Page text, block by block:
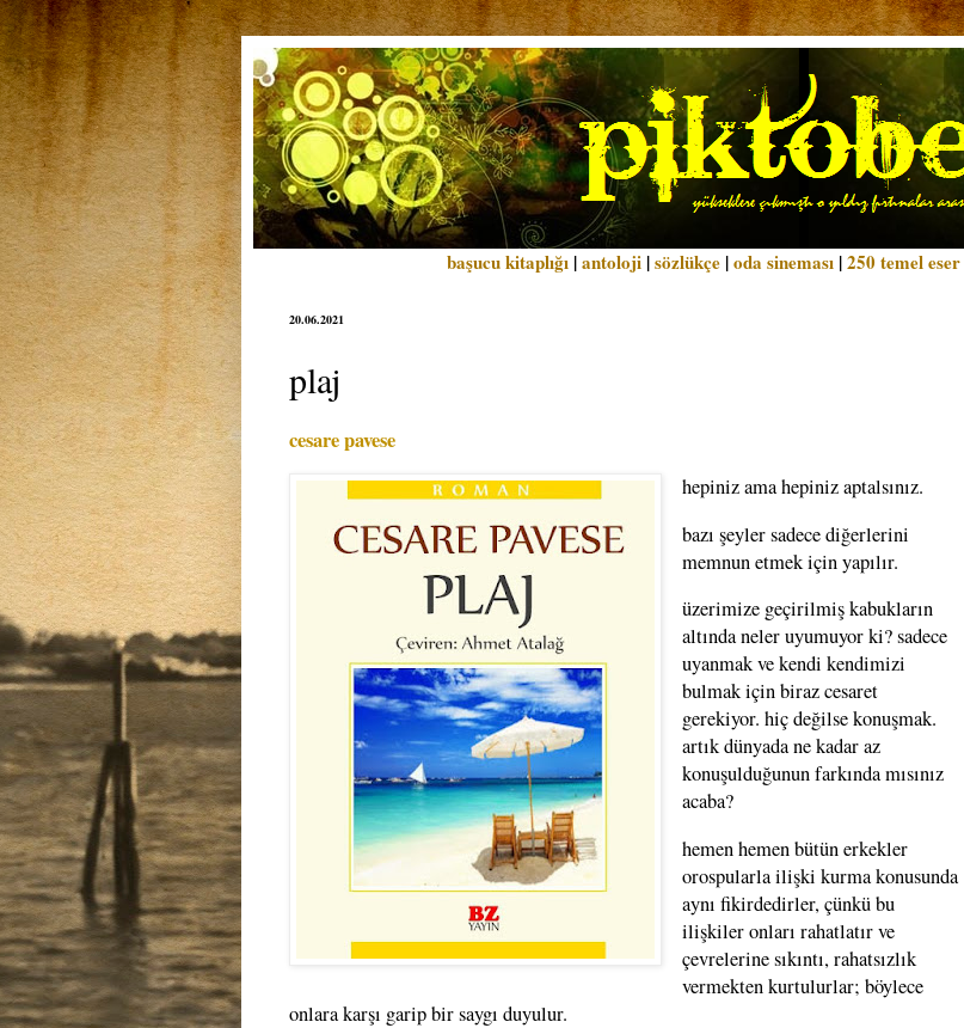
başucu kitaplığı |antoloji |sözlükçe |oda sineması |250 temel eser
20.06.2021
plaj
cesare pavese
hepiniz ama hepiniz aptalsınız.
bazı şeyler sadece diğerlerini
memnun etmek için yapılır.
üzerimize geçirilmiş kabukların
altında neler uyumuyor ki? sadece
uyanmak ve kendi kendimizi
bulmak için biraz cesaret
gerekiyor. hiç değilse konuşmak.
artık dünyada ne kadar az
konuşulduğunun farkında mısınız
acaba?
hemen hemen bütün erkekler
orospularla ilişki kurma konusunda
aynı fikirdedirler, çünkü bu
ilişkiler onları rahatlatır ve
çevrelerine sıkıntı, rahatsızlık
vermekten kurtulurlar; böylece
onlara karşı garip bir saygı duyulur.